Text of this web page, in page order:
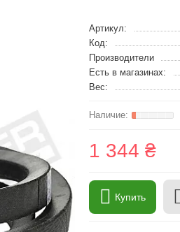
Артикул:
Код:
Производители
Есть в магазинах:
Вес:
1 344 ₴
Купить